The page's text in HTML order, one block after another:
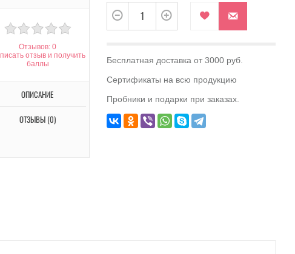
Отзывов: 0
отзыв и получить
баллы
ОПИСАНИЕ
ОТЗЫВЫ (0)
Бесплатная доставка от 3000 руб.
Сертификаты на всю продукцию
Пробники и подарки при заказах.